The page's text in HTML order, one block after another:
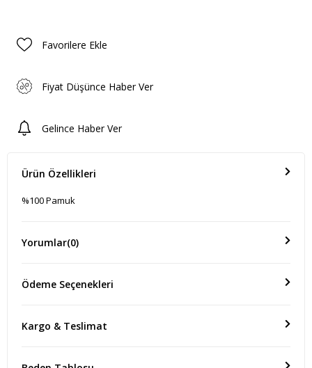
Favorilere Ekle
Fiyat Düşünce Haber Ver
Gelince Haber Ver
Ürün Özellikleri
%100 Pamuk
Yorumlar(0)
Ödeme Seçenekleri
Kargo & Teslimat